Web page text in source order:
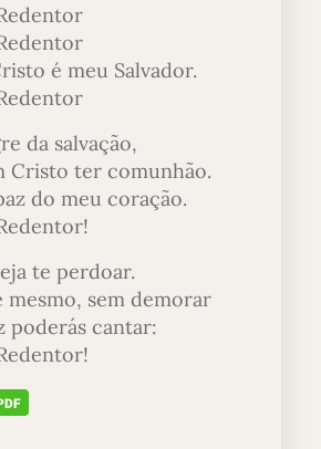
é meu Salvador.
da salvação,
Cristo ter comunhão.
do meu coração.
te perdoar.
mesmo, sem demorar
poderás cantar: